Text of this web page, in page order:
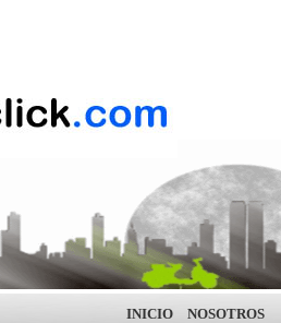
INICIO NOSOTROS